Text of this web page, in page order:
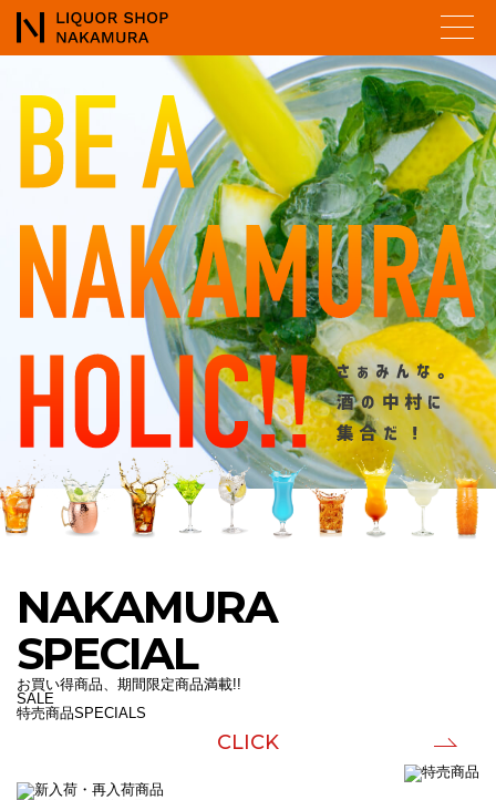
NAKAMURA
SPECIAL
お買い得商品、期間限定商品満載!!
SALE
特売商品SPECIALS
CLICK